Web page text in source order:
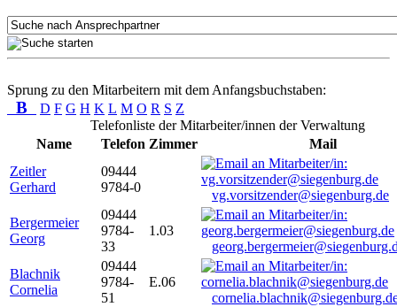
Sprung zu den Mitarbeitern mit dem Anfangsbuchstaben:
B D F G H K L M O R S Z
Telefonliste der Mitarbeiter/innen der Verwaltung
Name
Telefon Zimmer
Mail
Zeitler
Gerhard
09444
9784-0
vg.vorsitzender@siegenburg.de
Bergermeier
Georg
09444
9784-
33
1.03
Blachnik
Cornelia
09444
9784-
51
E.06